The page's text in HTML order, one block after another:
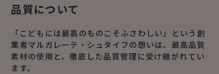
品質について
「こどもには最高のものこそふさわしい」という創
業者マルガレーテ・シュタイフの想いは、最高品質
素材の使用と、徹底した品質管理に受け継がれてい
ます。